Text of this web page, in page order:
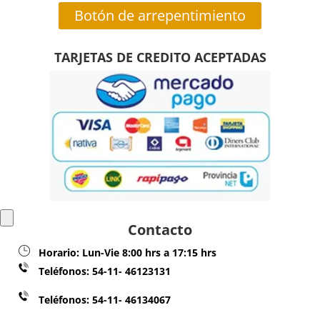
Botón de arrepentimiento
TARJETAS DE CREDITO ACEPTADAS
Contacto
Horario: Lun-Vie 8:00 hrs a 17:15 hrs
Teléfonos: 54-11- 46123131
Teléfonos: 54-11- 46134067